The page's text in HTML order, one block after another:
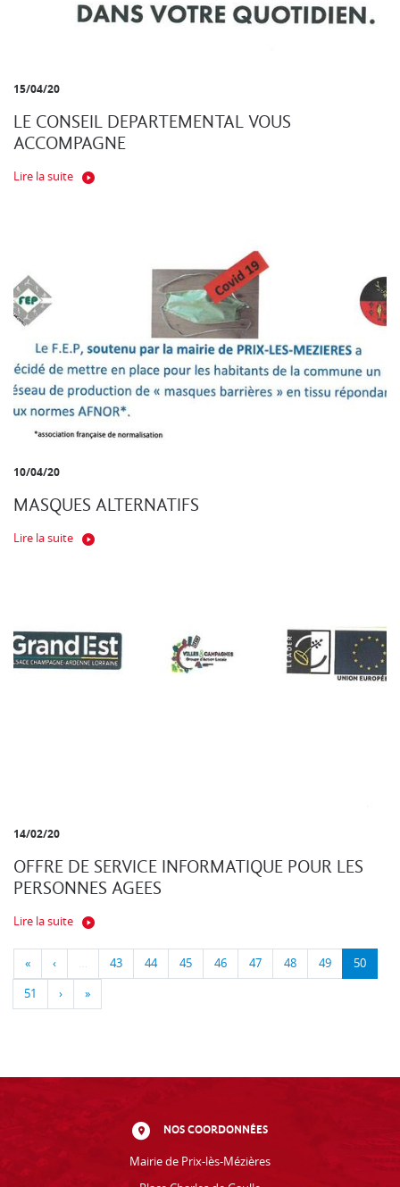
15/04/20
LE CONSEIL DEPARTEMENTAL VOUS
ACCOMPAGNE
Lire la suite
10/04/20
MASQUES ALTERNATIFS
Lire la suite
14/02/20
OFFRE DE SERVICE INFORMATIQUE POUR LES
PERSONNES AGEES
Lire la suite
« ‹ … 43 44 45 46 47 48 49 50
51 › »
NOS COORDONNÉES
Mairie de Prix-lès-Mézières